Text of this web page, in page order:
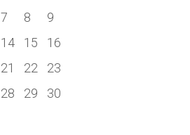
7 8
9
14 15
16
21 22
23
28 29
30